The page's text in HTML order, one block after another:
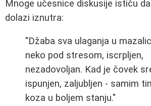
Mnoge učesnice diskusije ističu
dolazi iznutra:
"Džaba sva ulaganja u
neko pod stresom, iscrpljen,
nezadovoljan. Kad je čovek
ispunjen, zaljubljen - samim
koza u boljem stanju."